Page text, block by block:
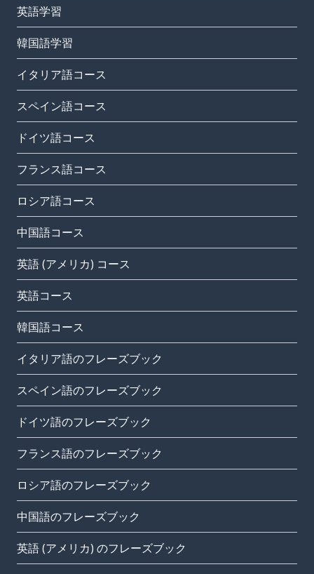
英語学習
韓国語学習
イタリア語コース
スペイン語コース
ドイツ語コース
フランス語コース
ロシア語コース
中国語コース
英語 (アメリカ) コース
英語コース
韓国語コース
イタリア語のフレーズブック
スペイン語のフレーズブック
ドイツ語のフレーズブック
フランス語のフレーズブック
ロシア語のフレーズブック
中国語のフレーズブック
英語 (アメリカ) のフレーズブック